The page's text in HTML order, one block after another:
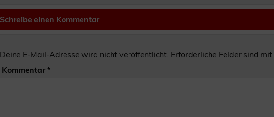
Schreibe einen Kommentar
Deine E-Mail-Adresse wird nicht veröffentlicht. Erforderliche Felder sind mit
Kommentar*